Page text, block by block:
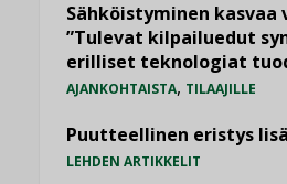
Sähköistyminen
”Tulevat kilpailuedut
erilliset teknologiat
AJANKOHTAISTA, TILAAJILLE
Puutteellinen eristys
LEHDEN ARTIKKELIT